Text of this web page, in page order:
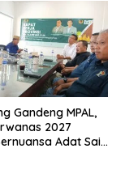
Gandeng MPAL,
2027
Adat Sai